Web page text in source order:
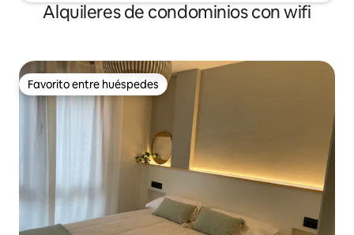
Alquileres de condominios con wifi
Favorito entre huéspedes
Favorito entre huéspedes